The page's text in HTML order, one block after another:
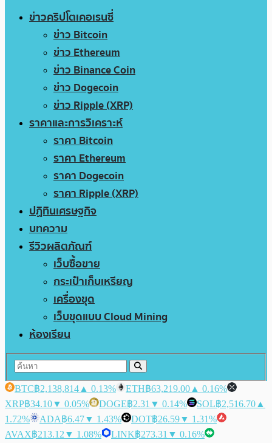
ข่าวคริปโตเคอเรนซี่
ข่าว Bitcoin
ข่าว Ethereum
ข่าว Binance Coin
ข่าว Dogecoin
ข่าว Ripple (XRP)
ราคาและการวิเคราะห์
ราคา Bitcoin
ราคา Ethereum
ราคา Dogecoin
ราคา Ripple (XRP)
ปฏิทินเศรษฐกิจ
บทความ
รีวิวผลิตภัณฑ์
เว็บซื้อขาย
กระเป๋าเก็บเหรียญ
เครื่องขุด
เว็บขุดแบบ Cloud Mining
ห้องเรียน
BTC฿2,138,814 ▲ 0.13% ETH฿63,219.00 ▲ 0.16%
XRP฿34.10▼ 0.05% DOGE฿2.31 ▼ 0.14% SOL฿2,516.70 ▲
1.72%
ADA฿6.47▼ 1.43% DOT฿26.59▼ 1.31%
AVAX฿213.12 ▼ 1.08% LINK฿273.31 ▼ 0.16%